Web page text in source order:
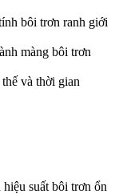
bôi trơn ranh giới
màng bôi trơn
và thời gian
hiệu suất bôi trơn ổn